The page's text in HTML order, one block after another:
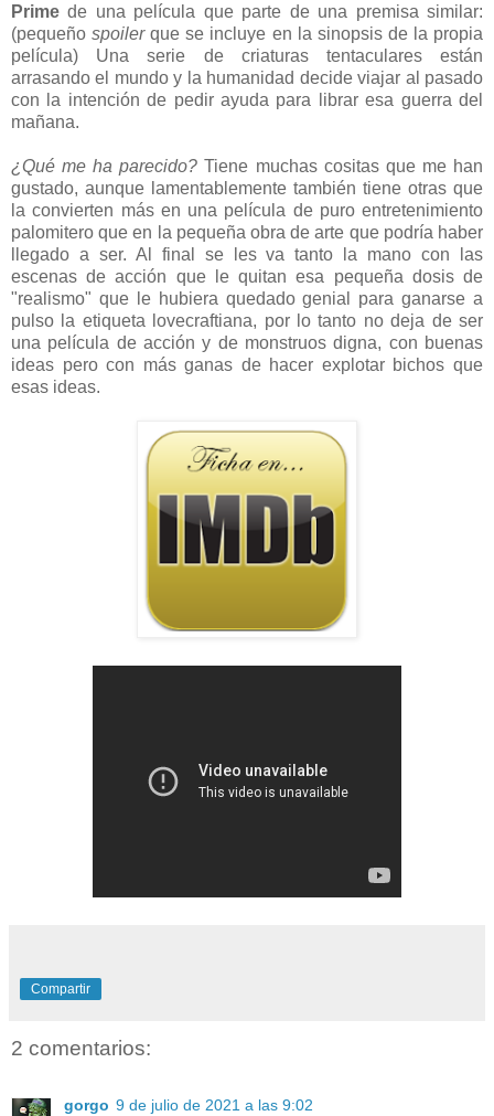
Prime de una película que parte de una premisa similar:
(pequeñospoilerque se incluye en la sinopsis de la propia
película) Una serie de criaturas tentaculares están
arrasando el mundo y la humanidad decide viajar al pasado
con la intención de pedir ayuda para librar esa guerra del
mañana.
¿Qué me ha parecido? Tiene muchas cositas que me han
gustado, aunque lamentablemente también tiene otras que
la convierten más en una película de puro entretenimiento
palomitero que en la pequeña obra de arte que podría haber
llegado a ser. Al final se les va tanto la mano con las
escenas de acción que le quitan esa pequeña dosis de
"realismo" que le hubiera quedado genial para ganarse a
pulso la etiqueta lovecraftiana, por lo tanto no deja de ser
una película de acción y de monstruos digna, con buenas
ideas pero con más ganas de hacer explotar bichos que
esas ideas.
Compartir
2 comentarios:
gorgo 9 de julio de 2021 a las 9:02